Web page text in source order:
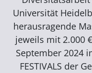
Universität
herausragende
jeweils mit 2.000
September 2024
FESTIVALS der